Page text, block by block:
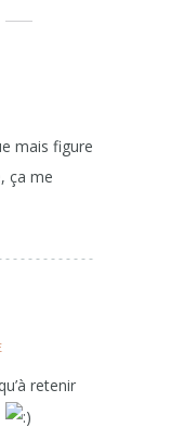
mais figure
ça me
retenir